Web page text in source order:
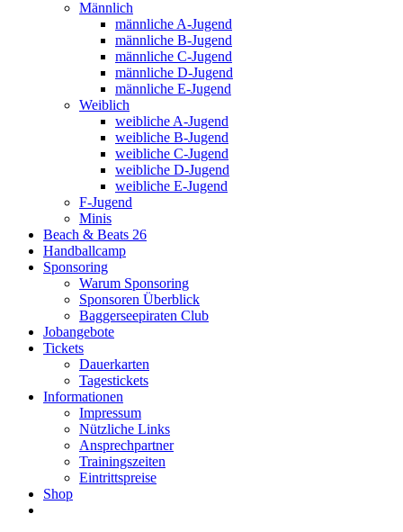
Männlich
männliche A-Jugend
männliche B-Jugend
männliche C-Jugend
männliche D-Jugend
männliche E-Jugend
Weiblich
weibliche A-Jugend
weibliche B-Jugend
weibliche C-Jugend
weibliche D-Jugend
weibliche E-Jugend
F-Jugend
Minis
Beach & Beats 26
Handballcamp
Sponsoring
Warum Sponsoring
Sponsoren Überblick
Baggerseepiraten Club
Jobangebote
Tickets
Dauerkarten
Tagestickets
Informationen
Impressum
Nützliche Links
Ansprechpartner
Trainingszeiten
Eintrittspreise
Shop